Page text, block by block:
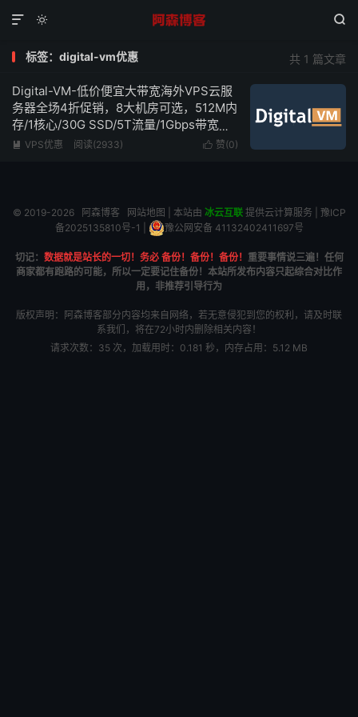
 

共 1 篇文章
标签：digital-vm优惠
Digital-VM-低价便宜大带宽海外VPS云服
务器全场4折促销，8大机房可选，512M内
存/1核心/30G SSD/5T流量/1Gbps带宽，
低至$4/月起，最高10Gbps带宽不限流量
 赞(0)
 VPS优惠 阅读(2933)
© 2019-2026 阿森博客 网站地图 | 本站由 冰云互联提供云计算服务 | 豫ICP
备2025135810号-1
豫公网安备 41132402411697号
切记： 数据就是站长的一切！务必 备份！备份！备份！ 重要事情说三遍！任何
商家都有跑路的可能，所以一定要记住备份！本站所发布内容只起综合对比作
用，非推荐引导行为
版权声明：阿森博客部分内容均来自网络，若无意侵犯到您的权利，请及时联
系我们，将在72小时内删除相关内容！
请求次数：35 次，加载用时：0.181 秒，内存占用：5.12 MB